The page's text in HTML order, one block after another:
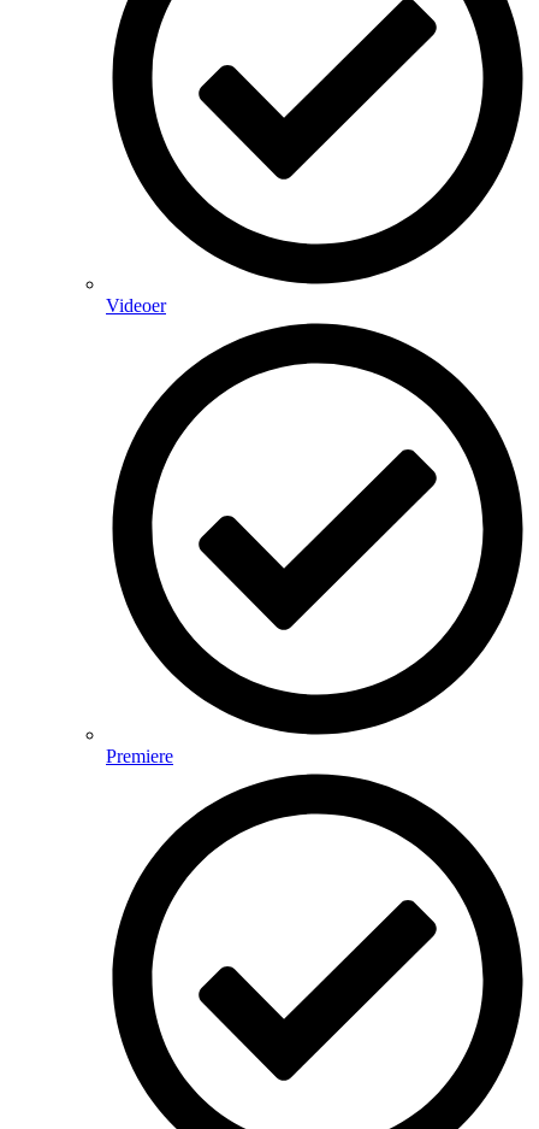
Videoer
Premiere